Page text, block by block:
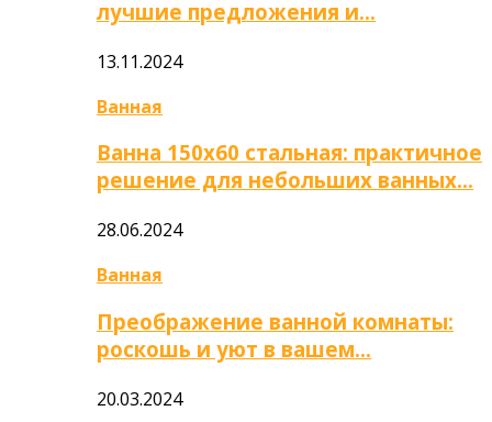
лучшие предложения и…
13.11.2024
Ванная
Ванна 150х60 стальная: практичное
решение для небольших ванных…
28.06.2024
Ванная
Преображение ванной комнаты:
роскошь и уют в вашем…
20.03.2024